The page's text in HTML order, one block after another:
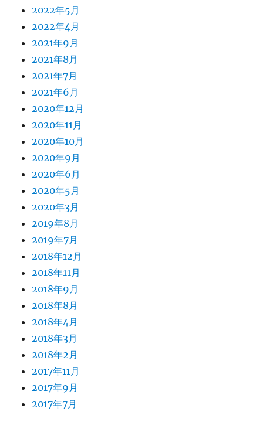
2022年5月
2022年4月
2021年9月
2021年8月
2021年7月
2021年6月
2020年12月
2020年11月
2020年10月
2020年9月
2020年6月
2020年5月
2020年3月
2019年8月
2019年7月
2018年12月
2018年11月
2018年9月
2018年8月
2018年4月
2018年3月
2018年2月
2017年11月
2017年9月
2017年7月